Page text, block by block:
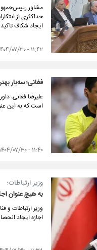
مشاور
حداکثری از
ایجاد شکاف
۱۱:۴۲ - ۱۴۰۴/۰۷/۳۰
فغانی؛ سه‌بار
علیرضا فغانی،
است که به این عنوان دست
۱۱:۴۰ - ۱۴۰۴/۰۷/۳۰
وزیر ارتباطات؛
به هیچ عنوان
وزیر ارتباطات و
اجازه ایجاد